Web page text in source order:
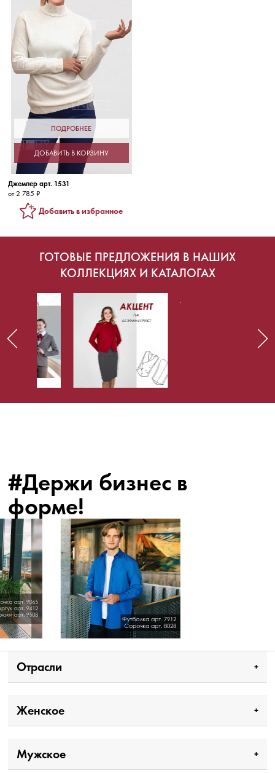
ПОДРОБНЕЕ
ДОБАВИТЬ В КОРЗИНУ
Джемпер арт. 1531
от 2 785 ₽
Добавить в избранное
ГОТОВЫЕ ПРЕДЛОЖЕНИЯ В НАШИХ
КОЛЛЕКЦИЯХ И КАТАЛОГАХ
#Держи бизнес в
форме!
Отрасли
Женское
Мужское